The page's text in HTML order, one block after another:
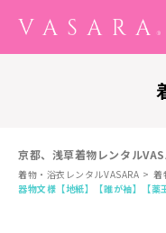
京都、浅草着物レンタル
着物・浴衣レンタルVASARA
着
器物文様【地紙】【誰が袖】【薬